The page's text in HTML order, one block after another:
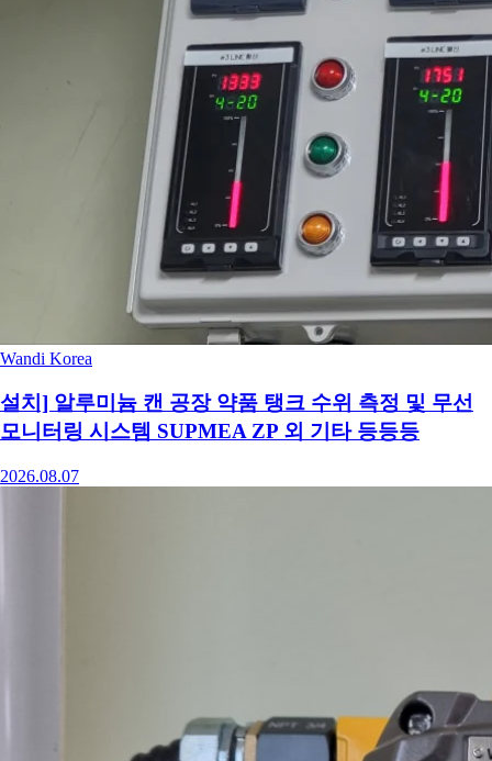
Wandi Korea
설치] 알루미늄 캔 공장 약품 탱크 수위 측정 및 무선
모니터링 시스템 SUPMEA ZP 외 기타 등등등
2026.08.07